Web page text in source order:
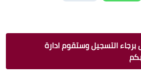
برجاء التسجيل وستقوم ادارة